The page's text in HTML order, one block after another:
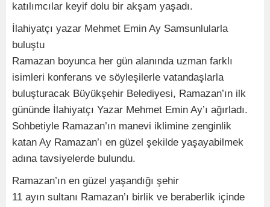
katılımcılar keyif dolu bir akşam yaşadı.
İlahiyatçı yazar Mehmet Emin Ay Samsunlularla
buluştu
Ramazan boyunca her gün alanında uzman farklı
isimleri konferans ve söyleşilerle vatandaşlarla
buluşturacak Büyükşehir Belediyesi, Ramazan’ın ilk
gününde İlahiyatçı Yazar Mehmet Emin Ay’ı ağırladı.
Sohbetiyle Ramazan’ın manevi iklimine zenginlik
katan Ay Ramazan’ı en güzel şekilde yaşayabilmek
adına tavsiyelerde bulundu.
Ramazan’ın en güzel yaşandığı şehir
11 ayın sultanı Ramazan’ı birlik ve beraberlik içinde